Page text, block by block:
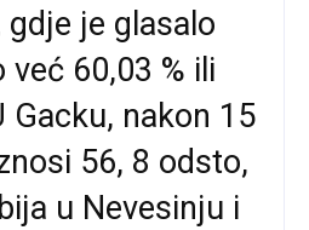
gdje je glasalo
60,03 % ili
Gacku, nakon 15
56, 8 odsto,
u Nevesinju i